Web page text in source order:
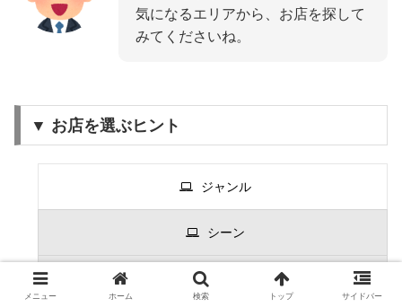
気になるエリアから、お店を探して
みてくださいね。
▼ お店を選ぶヒント
ジャンル
シーン
メニュー ホーム 検索 トップ サイドバー